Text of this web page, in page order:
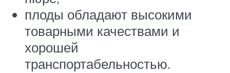
плоды обладают высокими
товарными качествами и
хорошей
транспортабельностью.